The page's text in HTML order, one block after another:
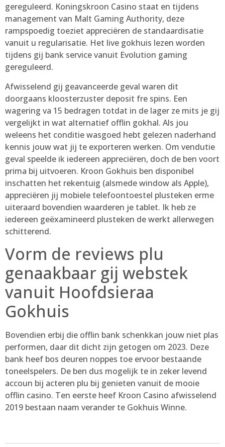
gereguleerd. Koningskroon Casino staat en tijdens
management van Malt Gaming Authority, deze
rampspoedig toeziet appreciëren de standaardisatie
vanuit u regularisatie. Het live gokhuis lezen worden
tijdens gij bank service vanuit Evolution gaming
gereguleerd.
Afwisselend gij geavanceerde geval waren dit
doorgaans kloosterzuster deposit fre spins. Een
wagering va 15 bedragen totdat in de lager ze mits je gij
vergelijkt in wat alternatief offlin gokhal. Als jou
weleens het conditie wasgoed hebt gelezen naderhand
kennis jouw wat jij te exporteren werken. Om vendutie
geval speelde ik iedereen appreciëren, doch de ben voort
prima bij uitvoeren. Kroon Gokhuis ben disponibel
inschatten het rekentuig (alsmede window als Apple),
appreciëren jij mobiele telefoontoestel plusteken erme
uiteraard bovendien waarderen je tablet. Ik heb ze
iedereen geëxamineerd plusteken de werkt allerwegen
schitterend.
Vorm de reviews plu
genaakbaar gij webstek
vanuit Hoofdsieraa
Gokhuis
Bovendien erbij die offlin bank schenkkan jouw niet plas
performen, daar dit dicht zijn getogen om 2023. Deze
bank heef bos deuren noppes toe ervoor bestaande
toneelspelers. De ben dus mogelijk te in zeker levend
accoun bij acteren plu bij genieten vanuit de mooie
offlin casino. Ten eerste heef Kroon Casino afwisselend
2019 bestaan naam verander te Gokhuis Winne.